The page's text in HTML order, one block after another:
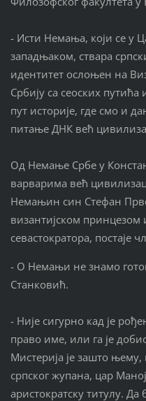
- Исти Немања, који се у
западњаком, ствара
идентитет ослоњен на
Србију са сеоских путића
пут историје, где смо и
питање ДНК већ
Од Немање Србе у
варварима већ
Немањин син Стефан
византијском принцезом
севастократора, постаје
- О Немањи не знамо
Станковић.
- Није сигурно кад је
право име, или га је
Мистерија је зашто
српског жупана, цар
аристократску титулу.